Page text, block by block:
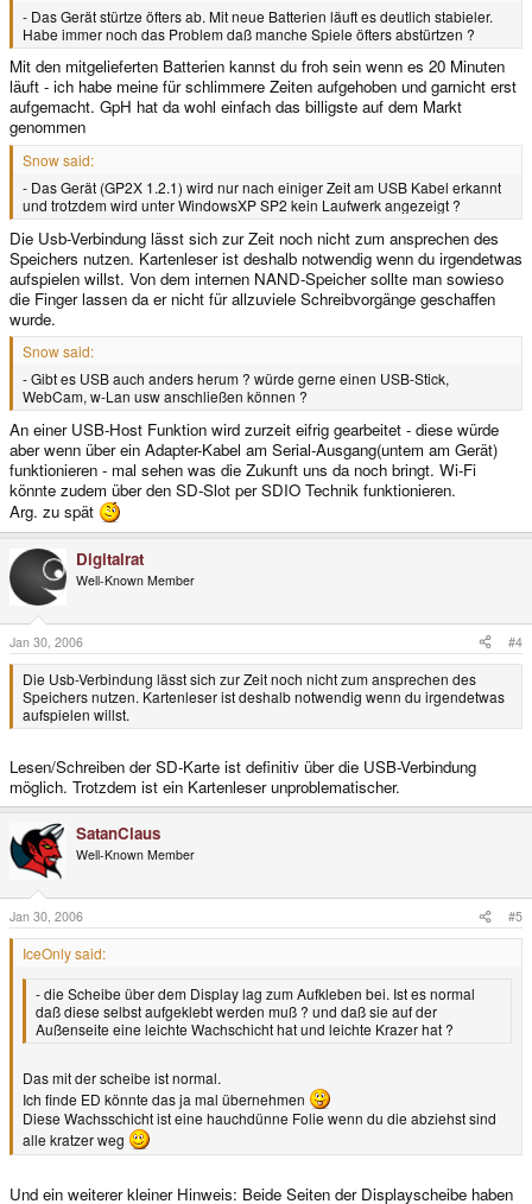
- Das Gerät stürtze öfters ab. Mit neue Batterien läuft es deutlich stabieler.
Habe immer noch das Problem daß manche Spiele öfters abstürtzen ?
Mit den mitgelieferten Batterien kannst du froh sein wenn es 20 Minuten
läuft - ich habe meine für schlimmere Zeiten aufgehoben und garnicht erst
aufgemacht. GpH hat da wohl einfach das billigste auf dem Markt
genommen
Snow said:
- Das Gerät (GP2X 1.2.1) wird nur nach einiger Zeit am USB Kabel erkannt
und trotzdem wird unter WindowsXP SP2 kein Laufwerk angezeigt ?
Die Usb-Verbindung lässt sich zur Zeit noch nicht zum ansprechen des
Speichers nutzen. Kartenleser ist deshalb notwendig wenn du irgendetwas
aufspielen willst. Von dem internen NAND-Speicher sollte man sowieso
die Finger lassen da er nicht für allzuviele Schreibvorgänge geschaffen
wurde.
Snow said:
- Gibt es USB auch anders herum ? würde gerne einen USB-Stick,
WebCam, w-Lan usw anschließen können ?
An einer USB-Host Funktion wird zurzeit eifrig gearbeitet - diese würde
aber wenn über ein Adapter-Kabel am Serial-Ausgang(untem am Gerät)
funktionieren - mal sehen was die Zukunft uns da noch bringt. Wi-Fi
könnte zudem über den SD-Slot per SDIO Technik funktionieren.
Arg. zu spät
Digitalrat
Well-Known Member
Jan 30, 2006 #4
Die Usb-Verbindung lässt sich zur Zeit noch nicht zum ansprechen des
Speichers nutzen. Kartenleser ist deshalb notwendig wenn du irgendetwas
aufspielen willst.
Lesen/Schreiben der SD-Karte ist definitiv über die USB-Verbindung
möglich. Trotzdem ist ein Kartenleser unproblematischer.
SatanClaus
Well-Known Member
Jan 30, 2006 #5
IceOnly said:
- die Scheibe über dem Display lag zum Aufkleben bei. Ist es normal
daß diese selbst aufgeklebt werden muß ? und daß sie auf der
Außenseite eine leichte Wachschicht hat und leichte Krazer hat ?
Das mit der scheibe ist normal.
Ich finde ED könnte das ja mal übernehmen
Diese Wachsschicht ist eine hauchdünne Folie wenn du die abziehst sind
alle kratzer weg
Und ein weiterer kleiner Hinweis: Beide Seiten der Displayscheibe haben